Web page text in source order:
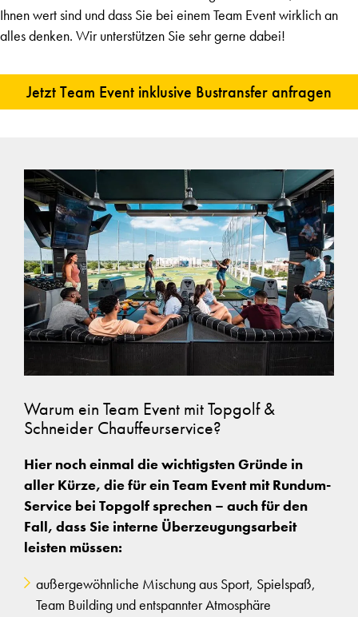
Ihnen wert sind und dass Sie bei einem Team Event wirklich an
alles denken. Wir unterstützen Sie sehr gerne dabei!
Jetzt Team Event inklusive Bustransfer anfragen
Warum ein Team Event mit Topgolf &
Schneider Chauffeurservice?
Hier noch einmal die wichtigsten Gründe in
aller Kürze, die für ein Team Event mit Rundum-
Service bei Topgolf sprechen – auch für den
Fall, dass Sie interne Überzeugungsarbeit
leisten müssen:
außergewöhnliche Mischung aus Sport, Spielspaß,
Team Building und entspannter Atmosphäre